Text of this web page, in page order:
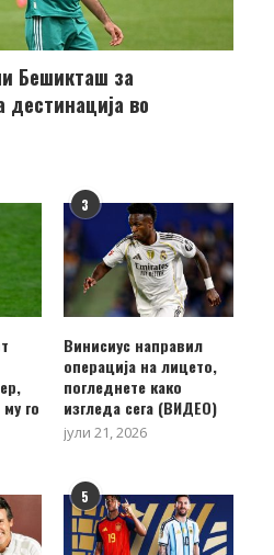
Бешикташ за
дестинација во
го
3
Винисиус направил
операција на лицето,
погледнете како
изгледа сега (ВИДЕО)
јули 21, 2026
5